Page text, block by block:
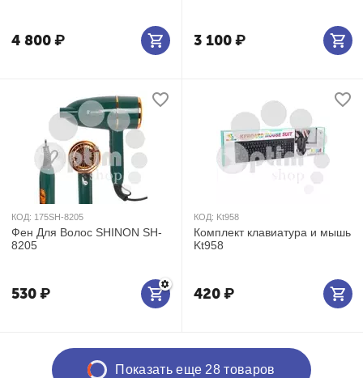
4 800₽ 3 100₽
КОД: 175SH-8205
Фен Для Волос SHINON SH-
8205
530₽
КОД: Kt958
Комплект клавиатура и мышь
Kt958
420₽
Показать еще 28 товаров